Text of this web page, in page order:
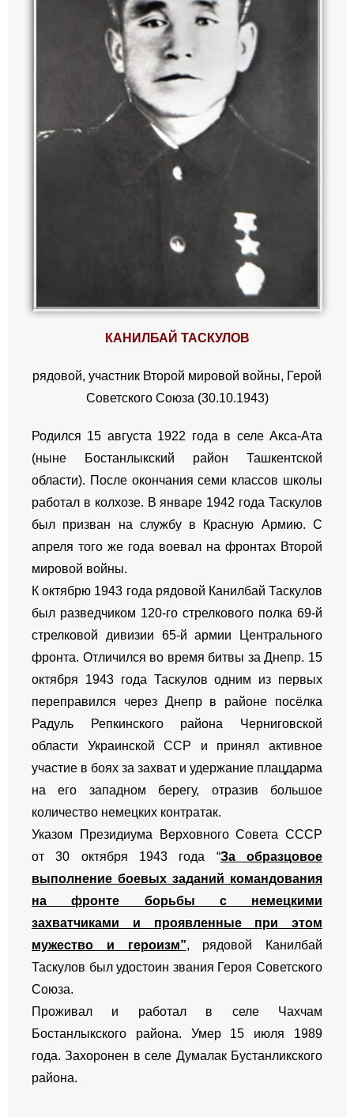
КАНИЛБАЙ ТАСКУЛОВ
рядовой, участник Второй мировой войны, Герой
Советского Союза (30.10.1943)
Родился 15 августа 1922 года в селе Акса-Ата
(ныне Бостанлыкский район Ташкентской
области). После окончания семи классов школы
работал в колхозе. В январе 1942 года Таскулов
был призван на службу в Красную Армию. С
апреля того же года воевал на фронтах Второй
мировой войны.
К октябрю 1943 года рядовой Канилбай Таскулов
был разведчиком 120-го стрелкового полка 69-й
стрелковой дивизии 65-й армии Центрального
фронта. Отличился во время битвы за Днепр. 15
октября 1943 года Таскулов одним из первых
переправился через Днепр в районе посёлка
Радуль Репкинского района Черниговской
области Украинской ССР и принял активное
участие в боях за захват и удержание плацдарма
на его западном берегу, отразив большое
количество немецких контратак.
Указом Президиума Верховного Совета СССР
от 30 октября 1943 года “За образцовое
выполнение боевых заданий командования
на фронте борьбы с немецкими
захватчиками и проявленные при этом
мужество и героизм”, рядовой Канилбай
Таскулов был удостоин звания Героя Советского
Союза.
Проживал и работал в селе Чахчам
Бостанлыкского района. Умер 15 июля 1989
года. Захоронен в селе Думалак Бустанликского
района.